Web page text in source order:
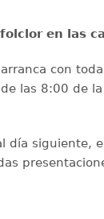
en las
con
las 8:00 de
día siguiente,